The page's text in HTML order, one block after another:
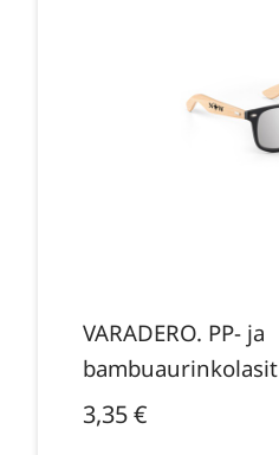
VARADERO. PP- ja
bambuaurinkolasit
3,35€